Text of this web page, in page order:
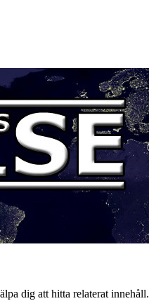
dig att hitta relaterat innehåll.